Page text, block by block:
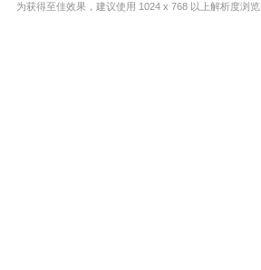
为获得至佳效果，建议使用 1024 x 768 以上解析度浏览